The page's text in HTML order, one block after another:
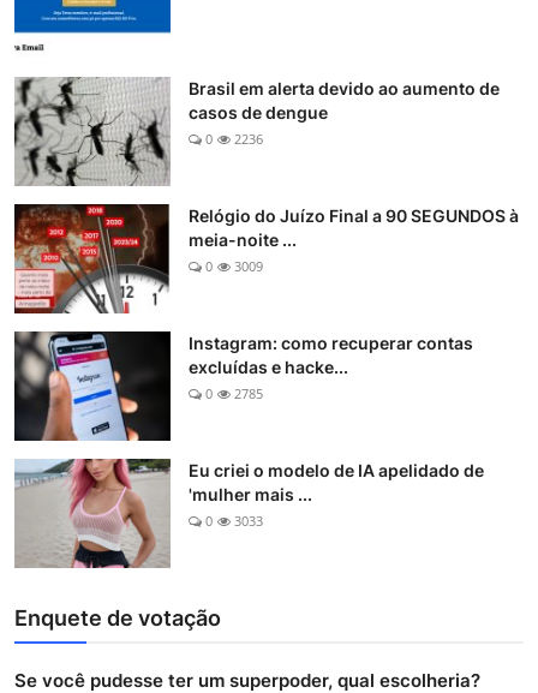
Brasil em alerta devido ao aumento de
casos de dengue
0 2236
Relógio do Juízo Final a 90 SEGUNDOS à
meia-noite ...
0 3009
Instagram: como recuperar contas
excluídas e hacke...
0 2785
Eu criei o modelo de IA apelidado de
'mulher mais ...
0 3033
Enquete de votação
Se você pudesse ter um superpoder, qual escolheria?